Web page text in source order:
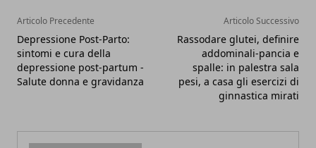
Articolo Precedente
Depressione Post-Parto:
sintomi e cura della
depressione post-partum -
Salute donna e gravidanza
Articolo Successivo
Rassodare glutei, definire
addominali-pancia e
spalle: in palestra sala
pesi, a casa gli esercizi di
ginnastica mirati